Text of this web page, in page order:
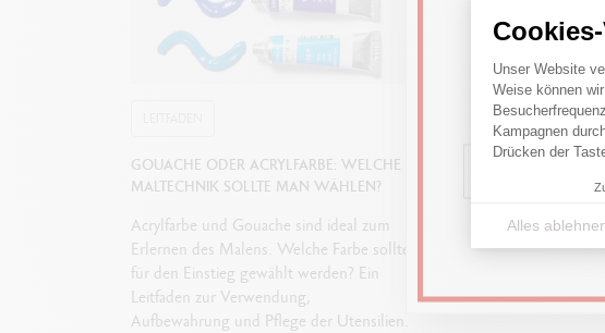
Unser Website
Weise können
Kampagnen
Drücken der
Alles
GOUACHE ODER ACRYLFARBE: WELCHE
MALTECHNIK SOLLTE MAN WÄHLEN?
Acrylfarbe und Gouache sind ideal zum
Erlernen des Malens. Welche Farbe sollte
für den Einstieg gewählt werden? Ein
Leitfaden zur Verwendung,
Aufbewahrung und Pflege der Utensilien.
Confirm